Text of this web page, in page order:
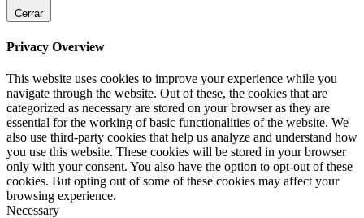
Cerrar
Privacy Overview
This website uses cookies to improve your experience while you
navigate through the website. Out of these, the cookies that are
categorized as necessary are stored on your browser as they are
essential for the working of basic functionalities of the website. We
also use third-party cookies that help us analyze and understand how
you use this website. These cookies will be stored in your browser
only with your consent. You also have the option to opt-out of these
cookies. But opting out of some of these cookies may affect your
browsing experience.
Necessary